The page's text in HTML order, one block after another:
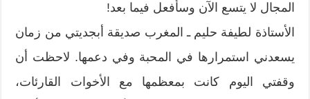
المجال لا يتسع الآن وسأفعل فيما بعد!
الأستاذة لطيفة حليم ـ المغرب صديقة أبجديتي من زمان
يسعدني استمرارها في المحبة وفي دعمها. لاحظت أن
وقفتي اليوم كانت بمعظمها مع الأخوات القارئات،